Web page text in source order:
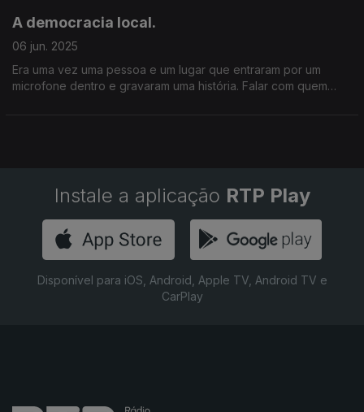
A democracia local.
06 jun. 2025
Era uma vez uma pessoa e um lugar que entraram por um
microfone dentro e gravaram uma história. Falar com quem
Instale a aplicação RTP Play
Disponível para iOS, Android, Apple TV, Android TV e
CarPlay